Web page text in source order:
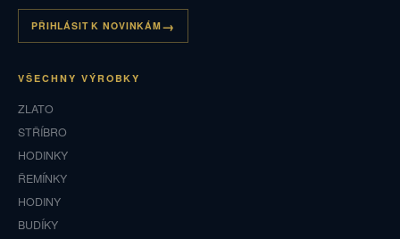
PŘIHLÁSIT K NOVINKÁM
VŠECHNY VÝROBKY
ZLATO
STŘÍBRO
HODINKY
ŘEMÍNKY
HODINY
BUDÍKY